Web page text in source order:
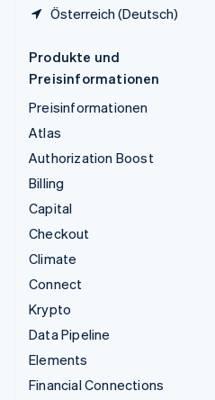
Österreich (Deutsch)
Produkte und
Preisinformationen
Preisinformationen
Atlas
Authorization Boost
Billing
Capital
Checkout
Climate
Connect
Krypto
Data Pipeline
Elements
Financial Connections